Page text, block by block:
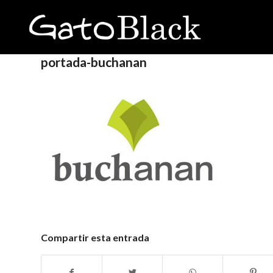
portada-buchanan
Compartir esta entrada